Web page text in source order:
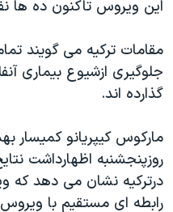
فرهنگ و زندگی
حقوق شهروندی
اقتصادی
علم و فناوری
اسرائیل در جنگ
گالری عکس
آرشیو پخش زنده
مستندها
انتخابات ریاست جمهوری آمریکا ۲۰۲۴
حمله جمهوری اسلامی به
رمز مهسا
ورزش زنان در ایران
اعتراضات زن، زندگی، آزادی
مجموعه مستندهای دادخواهی
دنبال کنید
زبانهای مختلف
اين ويروس تاکنون ده ها
مقامات ترکيه می گويند
جلوگيری ازشيوع بيماری
گذارده اند.
مارکوس کيپريانو کميسار
روزپنجشنبه اظهارداشت
درترکيه نشان می دهد
رابطه ای مستقيم با